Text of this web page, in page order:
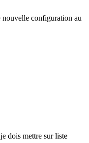
configuration au
dois mettre sur liste